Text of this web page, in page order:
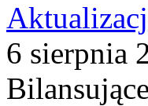
6 sierpnia